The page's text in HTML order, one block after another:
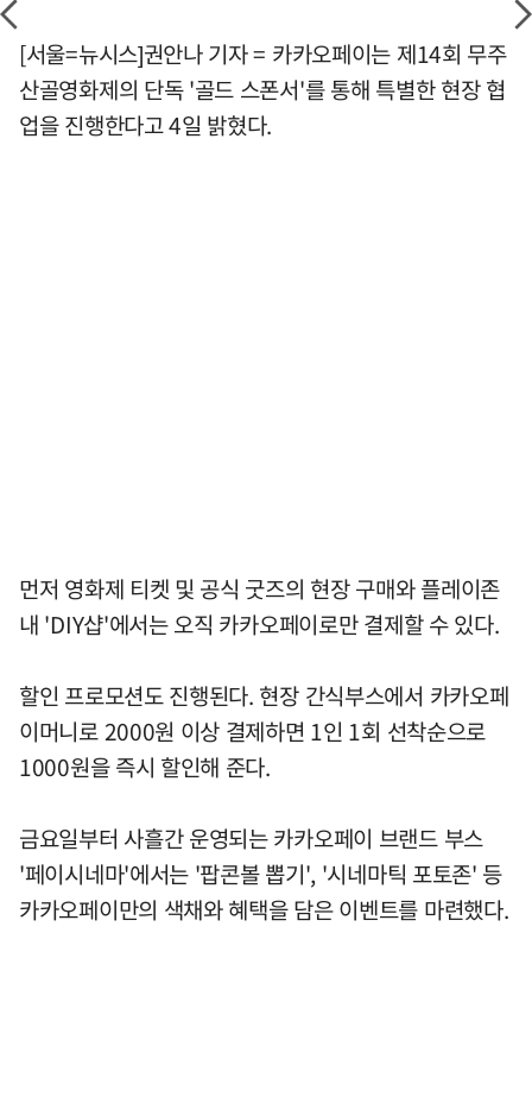
[서울=뉴시스]권안나 기자 = 카카오페이는 제14회 무주
산골영화제의 단독 '골드 스폰서'를 통해 특별한 현장 협
업을 진행한다고 4일 밝혔다.
먼저 영화제 티켓 및 공식 굿즈의 현장 구매와 플레이존
내 'DIY샵'에서는 오직 카카오페이로만 결제할 수 있다.
할인 프로모션도 진행된다. 현장 간식부스에서 카카오페
이머니로 2000원 이상 결제하면 1인 1회 선착순으로
1000원을 즉시 할인해 준다.
금요일부터 사흘간 운영되는 카카오페이 브랜드 부스
'페이시네마'에서는 '팝콘볼 뽑기', '시네마틱 포토존' 등
카카오페이만의 색채와 혜택을 담은 이벤트를 마련했다.